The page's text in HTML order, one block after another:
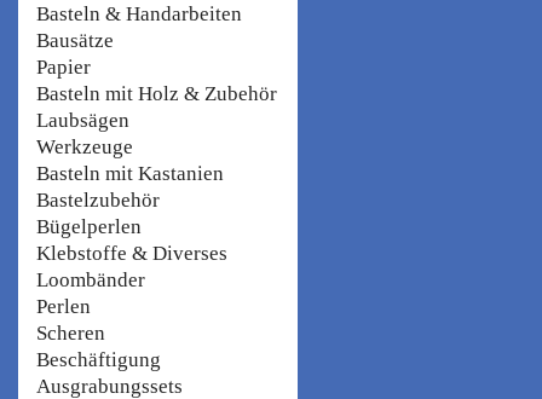
Basteln & Handarbeiten
Bausätze
Papier
Basteln mit Holz & Zubehör
Laubsägen
Werkzeuge
Basteln mit Kastanien
Bastelzubehör
Bügelperlen
Klebstoffe & Diverses
Loombänder
Perlen
Scheren
Beschäftigung
Ausgrabungssets